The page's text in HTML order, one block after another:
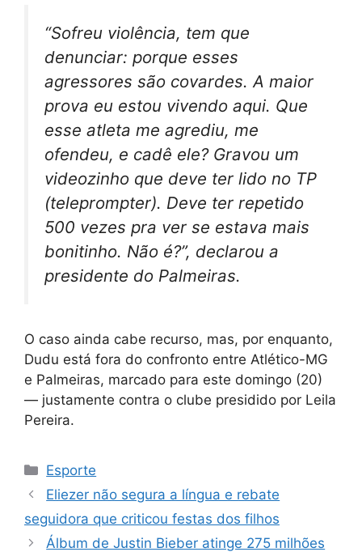
“Sofreu violência, tem que
denunciar: porque esses
agressores são covardes. A maior
prova eu estou vivendo aqui. Que
esse atleta me agrediu, me
ofendeu, e cadê ele? Gravou um
videozinho que deve ter lido no TP
(teleprompter). Deve ter repetido
500 vezes pra ver se estava mais
bonitinho. Não é?”, declarou a
presidente do Palmeiras.
O caso ainda cabe recurso, mas, por enquanto,
Dudu está fora do confronto entre Atlético-MG
e Palmeiras, marcado para este domingo (20)
— justamente contra o clube presidido por Leila
Pereira.
Categorias
Esporte
Eliezer não segura a língua e rebate
seguidora que criticou festas dos filhos
Álbum de Justin Bieber atinge 275 milhões